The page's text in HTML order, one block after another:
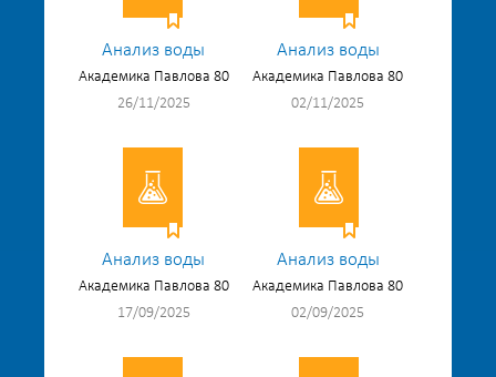
Анализ воды
Академика Павлова 80
26/11/2025
Анализ воды
Академика Павлова 80
02/11/2025
Анализ воды
Академика Павлова 80
17/09/2025
Анализ воды
Академика Павлова 80
02/09/2025